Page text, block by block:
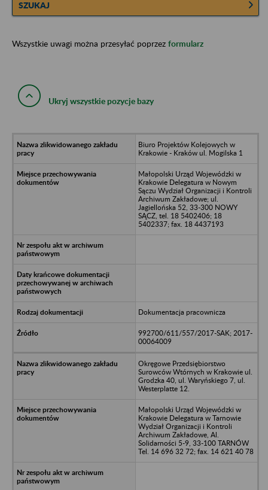
SZUKAJ
Wszystkie uwagi można przesyłać poprzez formularz
Ukryj wszystkie pozycje bazy
Biuro Projektów Kolejowych w
Krakowie - Kraków ul. Mogilska 1
Małopolski Urząd Wojewódzki w
Krakowie Delegatura w Nowym
Sączu Wydział Organizacji i Kontroli
Archiwum Zakładowe; ul.
Jagiellońska 52, 33-300 NOWY
SĄCZ, tel. 18 5402406; 18
5402337; fax. 18 4437193
Dokumentacja pracownicza
992700/611/557/2017-SAK; 2017-
00064009
Okręgowe Przedsiębiorstwo
Surowców Wtórnych w Krakowie ul.
Grodzka 40, ul. Waryńskiego 7, ul.
Westerplatte 12.
Małopolski Urząd Wojewódzki w
Krakowie Delegatura w Tarnowie
Wydział Organizacji i Kontroli
Archiwum Zakładowe, Al.
Solidarności 5-9, 33-100 TARNÓW
Tel. 14 696 32 72; fax. 14 621 40 78